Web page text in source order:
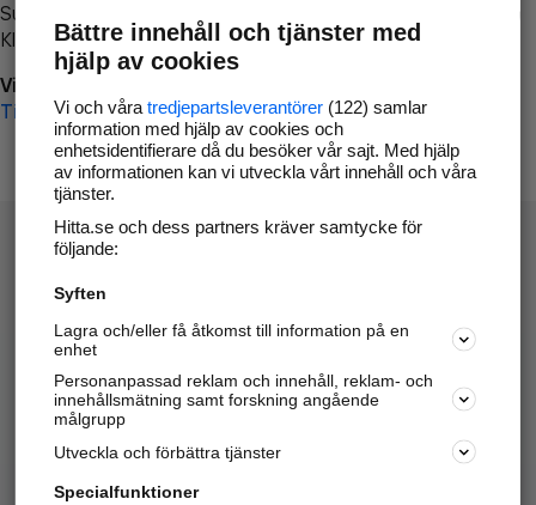
Surfa till
Klicka påTillbaka-knappen i webbläsaren och försök igen
Vi beklagar besväret!
Till startsidan
Hitta.se - Gratis nummerupplysning.
Sök företag, personer och platser.
Hitta telefonnummer, adresser, företagsinfo mm.
Marknadsför företaget
Bättre innehåll och tjänster med
hjälp av cookies
Vi och våra tredjepartsleverantörer(122) samlar
information med hjälp av cookies och
enhetsidentifierare då du besöker vår sajt. Med hjälp
av informationen kan vi utveckla vårt innehåll och våra
tjänster.
Hitta.se och dess partners kräver samtycke för
följande:
Syften
Lagra och/eller få åtkomst till information på en
enhet
Personanpassad reklam och innehåll, reklam- och
innehållsmätning samt forskning angående
målgrupp
Utveckla och förbättra tjänster
Specialfunktioner